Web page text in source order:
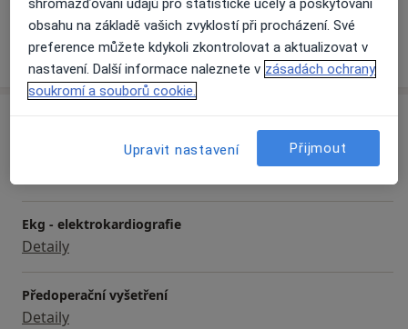
Víceo zkušenostech
Dietní poradenství
Ekg - elektrokardiografie
Detaily
Předoperační vyšetření
Detaily
shromažďování údajů pro statistické účely a poskytování
obsahu na základě vašich zvyklostí při procházení. Své
preference můžete kdykoli zkontrolovat a aktualizovat v
nastavení. Další informace naleznete v zásadách ochrany
soukromí a souborů cookie.
Upravit nastavení Přijmout